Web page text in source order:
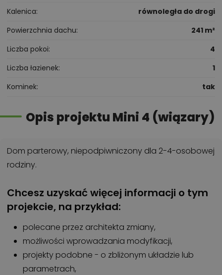
Kalenica
równoległa do drogi
Powierzchnia dachu
241 m²
Liczba pokoi
4
Liczba łazienek
1
Kominek
tak
Opis projektu Mini 4 (wiązary)
Dom parterowy, niepodpiwniczony dla 2-4-osobowej
rodziny.
Chcesz uzyskać więcej informacji o tym
projekcie, na przykład:
polecane przez architekta zmiany,
możliwości wprowadzania modyfikacji,
projekty podobne - o zbliżonym układzie lub
parametrach,